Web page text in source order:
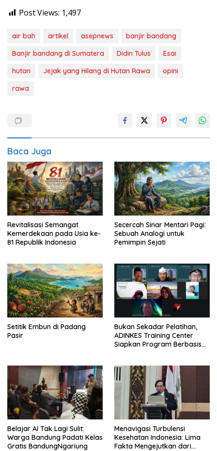
Post Views: 1,497
air bah artikel asepnews
banjir bandang
Banjir bandang di Sumatera
Didin Tulus
Esai
hutan
Jejak yang Hilang di Hutan Rawa
opini
rawa
Baca Juga
Revitalisasi Semangat
Kemerdekaan pada Usia ke-
81 Republik Indonesia
Secercah Sinar Mentari Pagi:
Sebuah Analogi untuk
Pemimpin Sejati
Setitik Embun di Padang
Pasir
Bukan Sekadar Pelatihan,
ADINKES Training Center
Siapkan Program Berbasis
Belajar AI Tak Lagi Sulit:
Warga Bandung Padati Kelas
Gratis BandungNgariung
Menavigasi Turbulensi
Kesehatan Indonesia: Lima
Fakta Mengejutkan dari